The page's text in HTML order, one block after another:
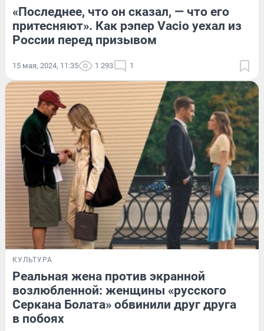
«Последнее, что он сказал, — что его
притесняют». Как рэпер Vacio уехал из
России перед призывом
15 мая, 2024, 11:35 1 293 1
КУЛЬТУРА
Реальная жена против экранной
возлюбленной: женщины «русского
Серкана Болата» обвинили друг друга
в побоях